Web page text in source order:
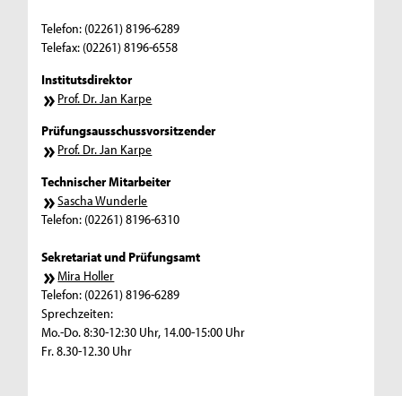
Telefon: (02261) 8196-6289
Telefax: (02261) 8196-6558
Institutsdirektor
Prof. Dr. Jan Karpe
Prüfungsausschussvorsitzender
Prof. Dr. Jan Karpe
Technischer Mitarbeiter
Sascha Wunderle
Telefon: (02261) 8196-6310
Sekretariat und Prüfungsamt
Mira Holler
Telefon: (02261) 8196-6289
Sprechzeiten:
Mo.-Do. 8:30-12:30 Uhr, 14.00-15:00 Uhr
Fr. 8.30-12.30 Uhr